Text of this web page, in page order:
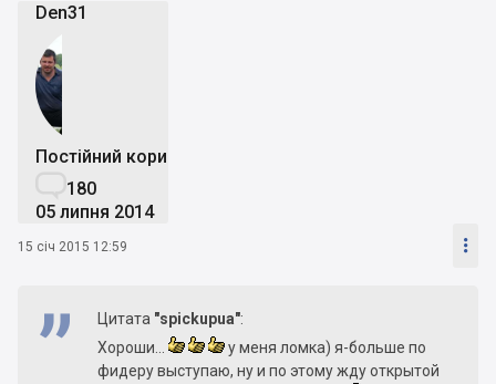
Den31
Постійний користувач
180
05 липня 2014
15 січ 2015 12:59 
Цитата "spickupua":
Хороши...
у меня ломка) я-больше по
фидеру выступаю, ну и по этому жду открытой